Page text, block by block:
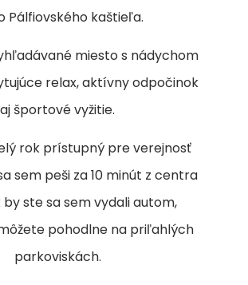
Pálfiovského kaštieľa.
miesto s nádychom
relax, aktívny odpočinok
aj športové vyžitie.
rok prístupný pre verejnosť
sem peši za 10 minút z centra
by ste sa sem vydali autom,
pohodlne na priľahlých
parkoviskách.